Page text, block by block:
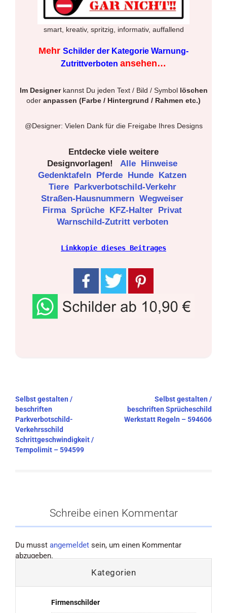
smart, kreativ, spritzig, informativ, auffallend
Mehr Schilder der Kategorie Warnung-
Zutrittverboten ansehen…
Im Designerkannst Du jeden Text / Bild / Symbol löschen
oder anpassen (Farbe / Hintergrund / Rahmen etc.)
@Designer: Vielen Dank für die Freigabe Ihres Designs
Entdecke viele weitere
Designvorlagen!
Alle Hinweise
Gedenktafeln Pferde Hunde Katzen
Tiere Parkverbotschild-Verkehr
Straßen-Hausnummern Wegweiser
Firma Sprüche KFZ-Halter Privat
Warnschild-Zutritt verboten
Linkkopie dieses Beitrages
Beitragsnavigation
Selbst gestalten /
beschriften
Parkverbotschild-
Verkehrsschild
Schrittgeschwindigkeit /
Tempolimit – 594599
Selbst gestalten /
beschriften Sprücheschild
Werkstatt Regeln – 594606
Schreibe einen Kommentar
Du musst angemeldet sein, um einen Kommentar
abzugeben.
Kategorien
Firmenschilder